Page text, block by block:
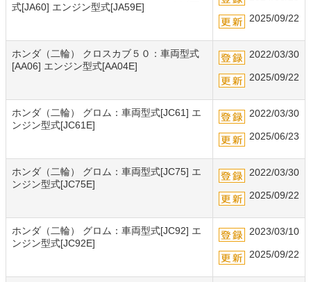
式[JA60] エンジン型式[JA59E]
2025/09/22
ホンダ（二輪） クロスカブ５０：車両型式
[AA06] エンジン型式[AA04E]
2022/03/30
2025/09/22
ホンダ（二輪） グロム：車両型式[JC61] エ
ンジン型式[JC61E]
2022/03/30
2025/06/23
ホンダ（二輪） グロム：車両型式[JC75] エ
ンジン型式[JC75E]
2022/03/30
2025/09/22
ホンダ（二輪） グロム：車両型式[JC92] エ
ンジン型式[JC92E]
2023/03/10
2025/09/22